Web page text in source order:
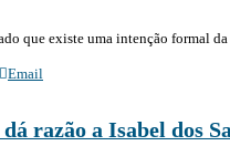
que existe uma intenção formal
Email
razão a Isabel dos